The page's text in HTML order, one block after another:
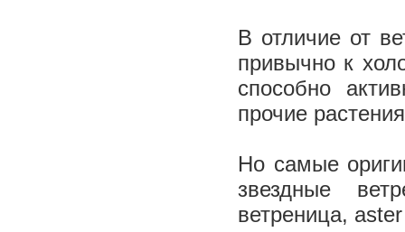
В отличие от
привычно к
способно
прочие
Но самые
звездные
ветреница,